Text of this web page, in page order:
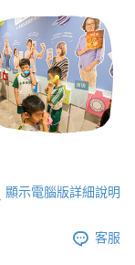
顯示電腦版詳細說明
客服